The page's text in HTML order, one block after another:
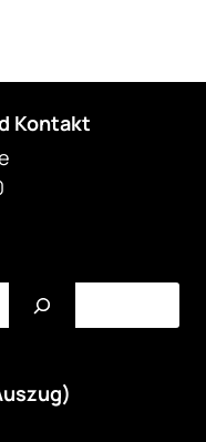
Kontakt